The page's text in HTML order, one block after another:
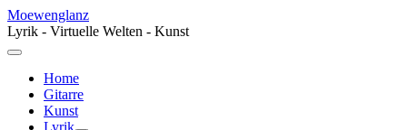
Moewenglanz
Lyrik - Virtuelle Welten - Kunst
Home
Gitarre
Kunst
Lyrik